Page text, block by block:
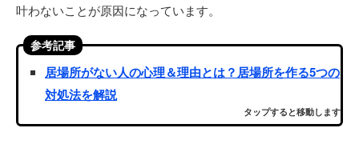
叶わないことが原因になっています。
参考記事
居場所がない人の心理＆理由とは？居場所を作る5つの
対処法を解説
タップすると移動します